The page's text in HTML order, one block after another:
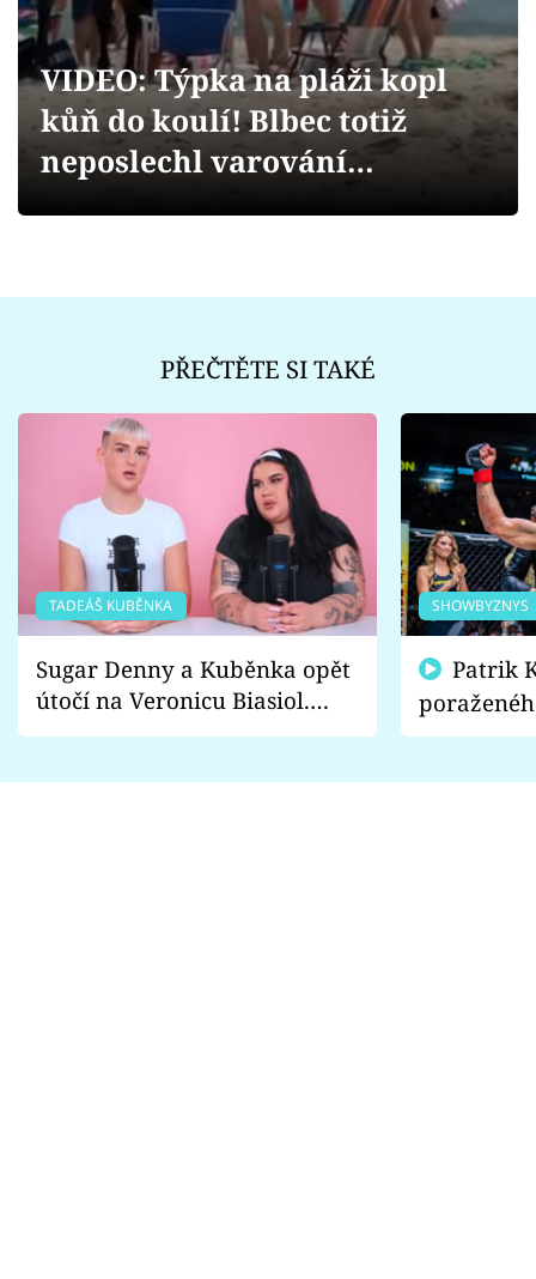
Videa
Sledujte prima+
VIDEO: Týpka na pláži kopl
kůň do koulí! Blbec totiž
neposlechl varování…
PŘEČTĚTE SI TAKÉ
TADEÁŠ KUBĚNKA
Sugar Denny a Kuběnka opět
útočí na Veronicu Biasiol.
Proč je podle nich falešná a
SHOWBYZNYS
fanoušci